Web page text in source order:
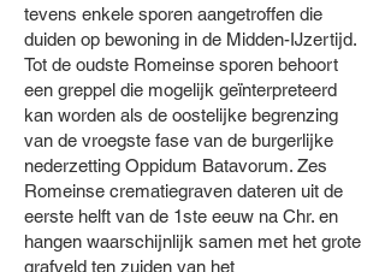
tevens enkele sporen aangetroffen die
duiden op bewoning in de Midden-IJzertijd.
Tot de oudste Romeinse sporen behoort
een greppel die mogelijk geïnterpreteerd
kan worden als de oostelijke begrenzing
van de vroegste fase van de burgerlijke
nederzetting Oppidum Batavorum. Zes
Romeinse crematiegraven dateren uit de
eerste helft van de 1ste eeuw na Chr. en
hangen waarschijnlijk samen met het grote
grafveld ten zuiden van het